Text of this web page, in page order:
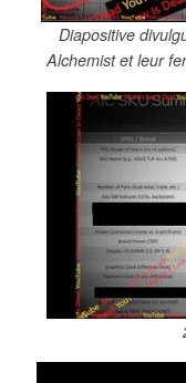
Diapositive
Alchemist et leur